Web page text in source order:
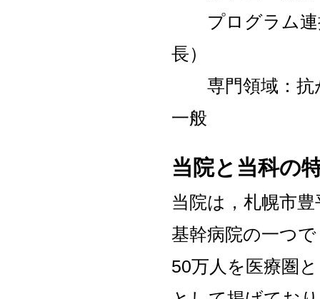
プログラム連
長）
専門領域：抗
一般
当院と当科の
当院は，札幌市
基幹病院の一つ
50万人を医療圏